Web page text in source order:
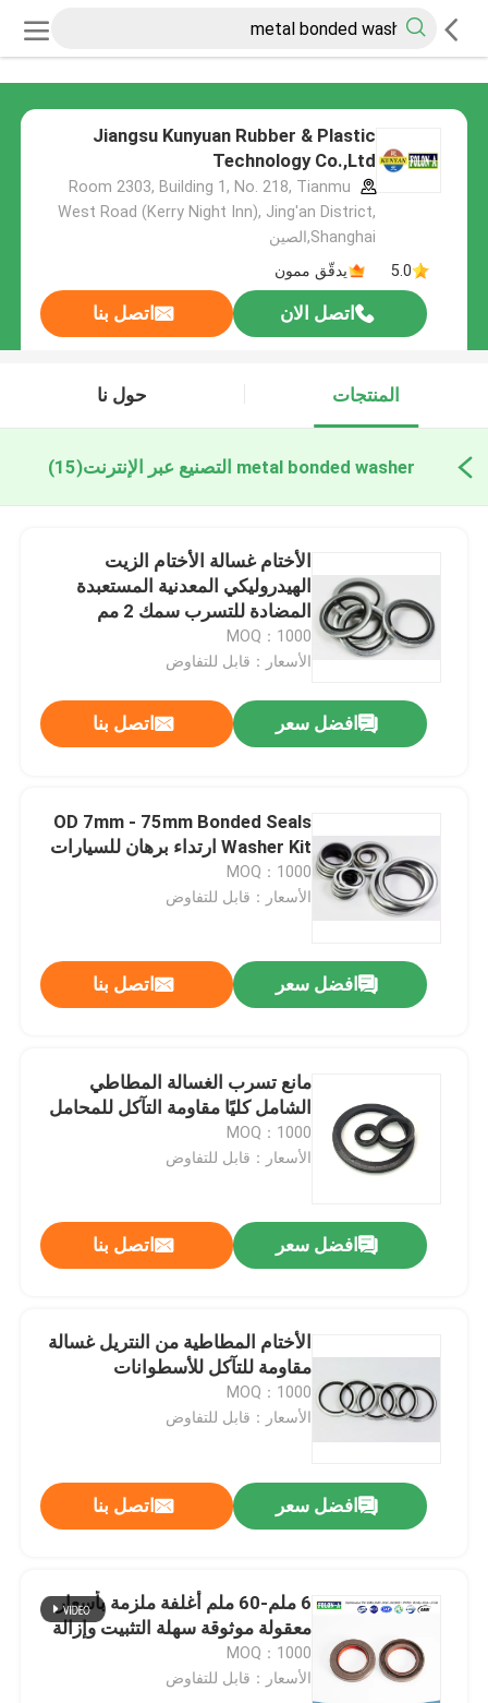
Jiangsu Kunyuan Rubber & Plastic
Technology Co.,Ltd
Room 2303, Building 1, No. 218, Tianmu
West Road (Kerry Night Inn), Jing'an District,
Shanghai,الصين
5.0
يدقّق ممون
اتصل الان اتصل بنا
المنتجات حول نا
metal bonded washer التصنيع عبر الإنترنت (15)
الأختام غسالة الأختام الزيت
الهيدروليكي المعدنية المستعبدة
المضادة للتسرب سمك 2 مم
MOQ：1000
الأسعار：قابل للتفاوض
افضل سعر اتصل بنا
OD 7mm - 75mm Bonded Seals
Washer Kit ارتداء برهان للسيارات
MOQ：1000
الأسعار：قابل للتفاوض
افضل سعر اتصل بنا
مانع تسرب الغسالة المطاطي
الشامل كليًا مقاومة التآكل للمحامل
MOQ：1000
الأسعار：قابل للتفاوض
افضل سعر اتصل بنا
الأختام المطاطية من النتريل غسالة
مقاومة للتآكل للأسطوانات
MOQ：1000
الأسعار：قابل للتفاوض
افضل سعر اتصل بنا
6 ملم-60 ملم أغلفة ملزمة بأسعار
معقولة موثوقة سهلة التثبيت وإزالة
MOQ：1000
الأسعار：قابل للتفاوض